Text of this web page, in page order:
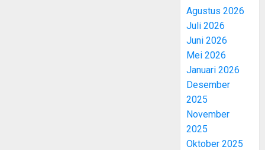
Agustus 2026
Juli 2026
Juni 2026
Mei 2026
Januari 2026
Desember
2025
November
2025
Oktober 2025